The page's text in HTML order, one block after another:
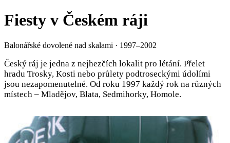
Fiesty v Českém ráji
Balonářské dovolené nad skalami · 1997–2002
Český ráj je jedna z nejhezčích lokalit pro létání. Přelet
hradu Trosky, Kosti nebo průlety podtroseckými údolími
jsou nezapomenutelné. Od roku 1997 každý rok na různých
místech – Mladějov, Blata, Sedmihorky, Homole.